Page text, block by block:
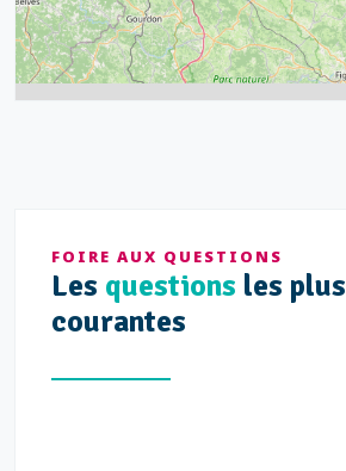
FOIRE AUX QUESTIONS
Les questions les plus
courantes